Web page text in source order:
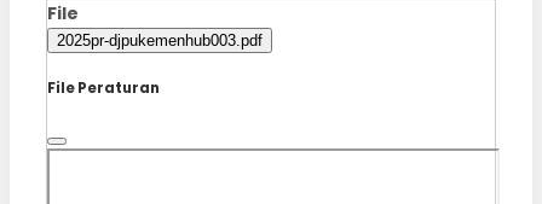
File
2025pr-djpukemenhub003.pdf
File Peraturan